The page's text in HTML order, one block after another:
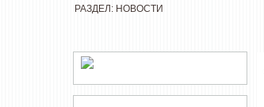
РАЗДЕЛ: НОВОСТИ